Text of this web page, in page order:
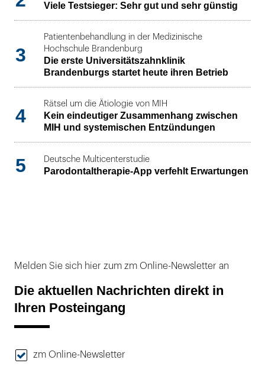
Viele Testsieger: Sehr gut und sehr günstig
3
Patientenbehandlung in der Medizinische
Hochschule Brandenburg
Die erste Universitätszahnklinik
Brandenburgs startet heute ihren Betrieb
4
Rätsel um die Ätiologie von MIH
Kein eindeutiger Zusammenhang zwischen
MIH und systemischen Entzündungen
5 Deutsche Multicenterstudie
Parodontaltherapie-App verfehlt Erwartungen
Melden Sie sich hier zum zm Online-Newsletter an
Die aktuellen Nachrichten direkt in
Ihren Posteingang
zm Online-Newsletter